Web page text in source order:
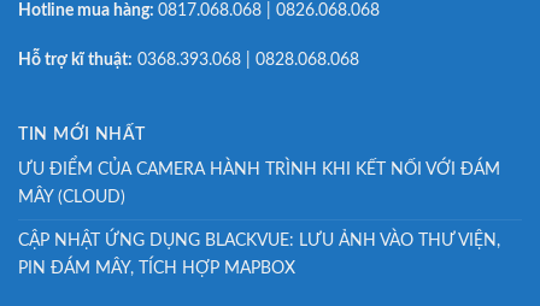
Hotline mua hàng: 0817.068.068 | 0826.068.068
Hỗ trợ kĩ thuật: 0368.393.068 | 0828.068.068
TIN MỚI NHẤT
ƯU ĐIỂM CỦA CAMERA HÀNH TRÌNH KHI KẾT NỐI VỚI ĐÁM
MÂY (CLOUD)
CẬP NHẬT ỨNG DỤNG BLACKVUE: LƯU ẢNH VÀO THƯ VIỆN,
PIN ĐÁM MÂY, TÍCH HỢP MAPBOX